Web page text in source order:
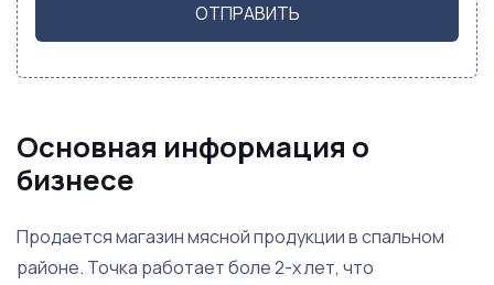
ОТПРАВИТЬ
Основная информация о
бизнесе
Продается магазин мясной продукции в спальном
районе. Точка работает боле 2-х лет, что